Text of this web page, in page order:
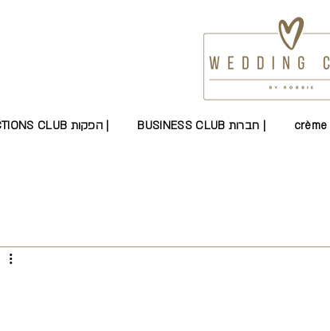
PRODUCTIONS CLUB הפקות | BUSINESS CLUB חברות |